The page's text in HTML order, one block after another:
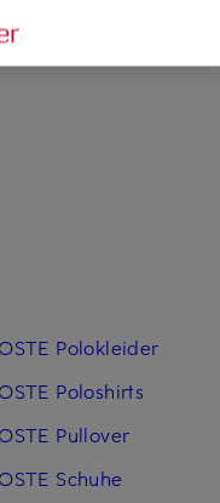
€
Polokleider
Poloshirts
Pullover
Schuhe